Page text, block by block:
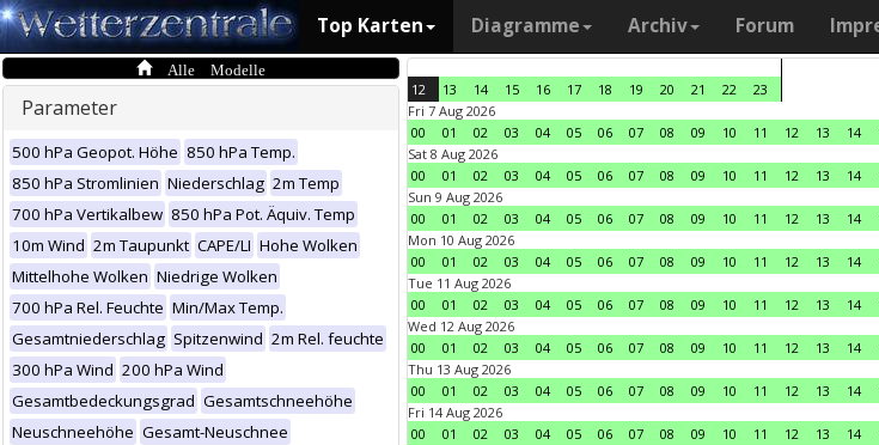
Top Karten Diagramme Archiv Forum
Alle Modelle
Parameter
500 hPa Geopot. Höhe 850 hPa Temp.
850 hPa Stromlinien Niederschlag 2m Temp
700 hPa Vertikalbew 850 hPa Pot. Äquiv. Temp
10m Wind 2m Taupunkt CAPE/LI Hohe Wolken
Mittelhohe Wolken Niedrige Wolken
700 hPa Rel. Feuchte Min/Max Temp.
Gesamtniederschlag Spitzenwind 2m Rel. feuchte
300 hPa Wind 200 hPa Wind
Gesamtbedeckungsgrad Gesamtschneehöhe
Neuschneehöhe Gesamt-Neuschnee
12 13 14 15 16 17 18 19 20 21 22
23
Fri 7 Aug 2026
00
01 02 03 04 05 06 07 08 09 10 11 12 13 14
Sat 8 Aug 2026
00
01 02 03 04 05 06 07 08 09 10 11 12 13 14
Sun 9 Aug 2026
00
01 02 03 04 05 06 07 08 09 10 11 12 13 14
Mon 10 Aug 2026
00
01 02 03 04 05 06 07 08 09 10 11 12 13 14
Tue 11 Aug 2026
00
01 02 03 04 05 06 07 08 09 10 11 12 13 14
Wed 12 Aug 2026
00
01 02 03 04 05 06 07 08 09 10 11 12 13 14
Thu 13 Aug 2026
00
01 02 03 04 05 06 07 08 09 10 11 12 13 14
Fri 14 Aug 2026
00
01 02 03 04 05 06 07 08 09 10 11 12 13 14